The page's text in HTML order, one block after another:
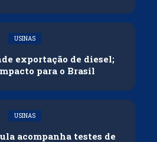
USINAS
exportação de diesel;
para o Brasil
USINAS
acompanha testes de